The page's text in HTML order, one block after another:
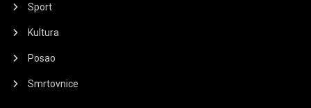
Sport
Kultura
Posao
Smrtovnice